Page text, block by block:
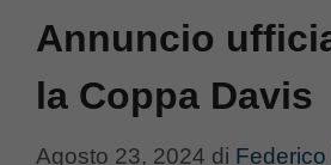
Annuncio
la Coppa Davis
Agosto 23, 2024 di